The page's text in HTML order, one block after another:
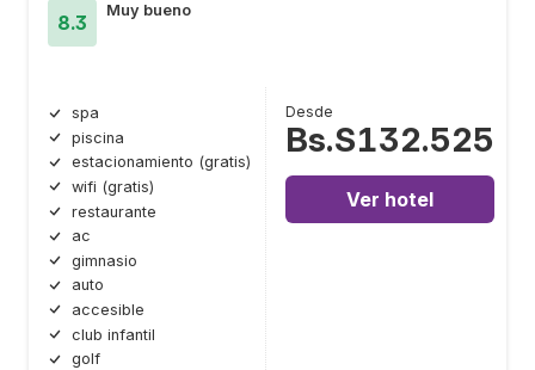
8.3
Muy bueno
spa
piscina
estacionamiento (gratis)
wifi (gratis)
restaurante
ac
gimnasio
auto
accesible
club infantil
golf
Desde
Bs.S132.525
Ver hotel